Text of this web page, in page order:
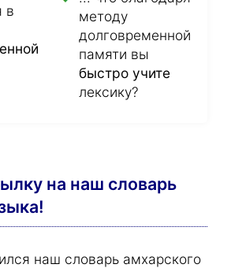
в
методу
долговременной
памяти вы
быстро учите
лексику?
на наш словарь
наш словарь амхарского